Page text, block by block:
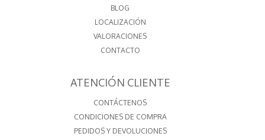
BLOG
LOCALIZACIÓN
VALORACIONES
CONTACTO
ATENCIÓN CLIENTE
CONTÁCTENOS
CONDICIONES DE COMPRA
PEDIDOS Y DEVOLUCIONES